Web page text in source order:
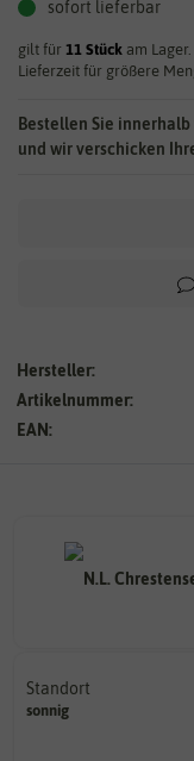
sofort lieferbar
gilt für 11 Stück am Lager.
Lieferzeit für größere
Bestellen Sie innerhalb
und wir verschicken
Hersteller:
Artikelnummer:
EAN:
Standort
sonnig
Pflanze? (schattig,
sonnig, vollsonnig)